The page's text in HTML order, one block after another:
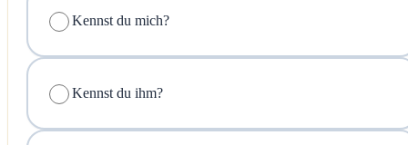
Kennst du mich?
Kennst du ihm?